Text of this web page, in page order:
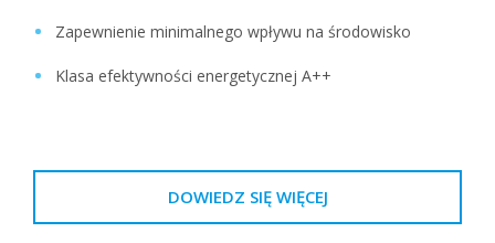
Zapewnienie minimalnego wpływu na środowisko
Klasa efektywności energetycznej A++
DOWIEDZ SIĘ WIĘCEJ